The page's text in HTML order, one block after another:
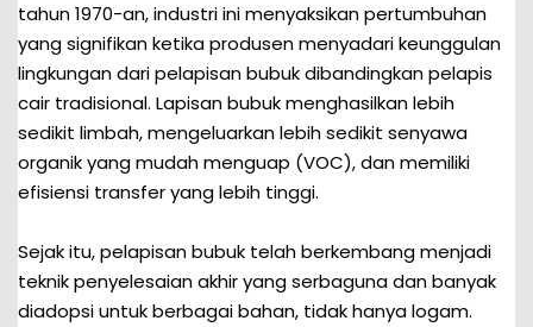
tahun 1970-an, industri ini menyaksikan pertumbuhan
yang signifikan ketika produsen menyadari keunggulan
lingkungan dari pelapisan bubuk dibandingkan pelapis
cair tradisional. Lapisan bubuk menghasilkan lebih
sedikit limbah, mengeluarkan lebih sedikit senyawa
organik yang mudah menguap (VOC), dan memiliki
efisiensi transfer yang lebih tinggi.
Sejak itu, pelapisan bubuk telah berkembang menjadi
teknik penyelesaian akhir yang serbaguna dan banyak
diadopsi untuk berbagai bahan, tidak hanya logam.